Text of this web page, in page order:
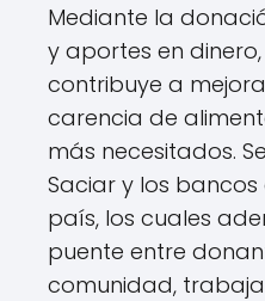
Mediante la
y aportes en
contribuye a
carencia de
más necesitados.
Saciar y los
país, los cuales
puente entre
comunidad,